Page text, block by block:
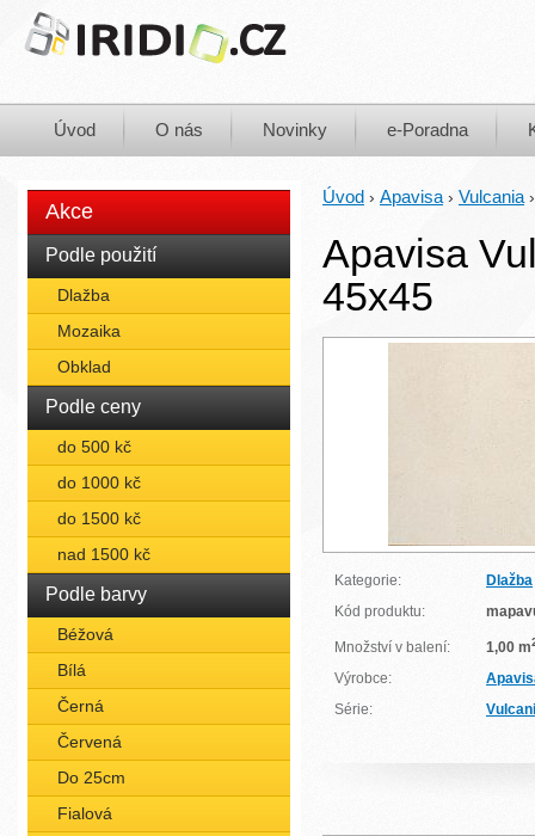
Úvod O nás Novinky e-Poradna
Akce
Podle použití
Dlažba
Mozaika
Obklad
Podle ceny
do 500 kč
do 1000 kč
do 1500 kč
nad 1500 kč
Podle barvy
Béžová
Bílá
Černá
Červená
Do 25cm
Fialová
Úvod › Apavisa › Vulcania
Apavisa
45x45
Kategorie:
Dlažba
Kód produktu:
Množství v balení: 1,00 m
Výrobce:
Série: